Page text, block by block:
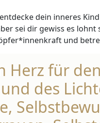
dein inneres
sei dir gewiss es
und
Herz für
des